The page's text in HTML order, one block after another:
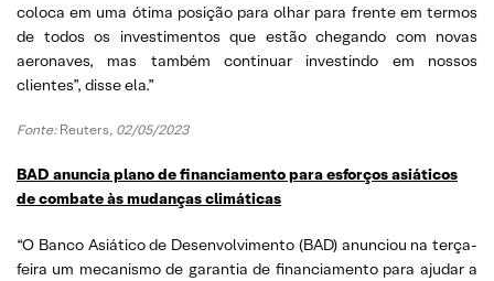
coloca em uma ótima posição para olhar para frente em termos
de todos os investimentos que estão chegando com novas
aeronaves, mas também continuar investindo em nossos
clientes”, disse ela.”
Fonte: Reuters, 02/05/2023
BAD anuncia plano de financiamento para esforços asiáticos
de combate às mudanças climáticas
“O Banco Asiático de Desenvolvimento (BAD) anunciou na terça-
feira um mecanismo de garantia de financiamento para ajudar a